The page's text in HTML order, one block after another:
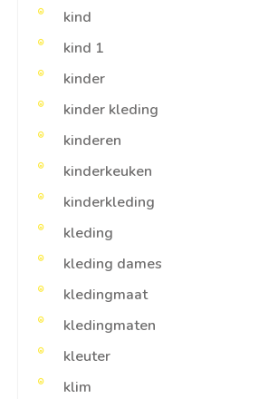
kind
kind 1
kinder
kinder kleding
kinderen
kinderkeuken
kinderkleding
kleding
kleding dames
kledingmaat
kledingmaten
kleuter
klim